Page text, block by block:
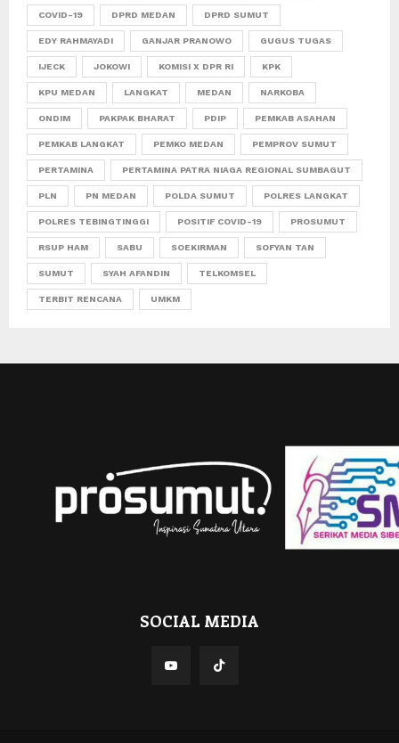
COVID-19 DPRD MEDAN DPRD SUMUT
EDY RAHMAYADI GANJAR PRANOWO GUGUS TUGAS
IJECK JOKOWI KOMISI X DPR RI KPK
KPU MEDAN LANGKAT MEDAN NARKOBA
ONDIM PAKPAK BHARAT PDIP PEMKAB ASAHAN
PEMKAB LANGKAT PEMKO MEDAN PEMPROV SUMUT
PERTAMINA PERTAMINA PATRA NIAGA REGIONAL SUMBAGUT
PLN PN MEDAN POLDA SUMUT POLRES LANGKAT
POLRES TEBINGTINGGI POSITIF COVID-19 PROSUMUT
RSUP HAM SABU SOEKIRMAN SOFYAN TAN
SUMUT SYAH AFANDIN TELKOMSEL
TERBIT RENCANA UMKM
SOCIAL MEDIA